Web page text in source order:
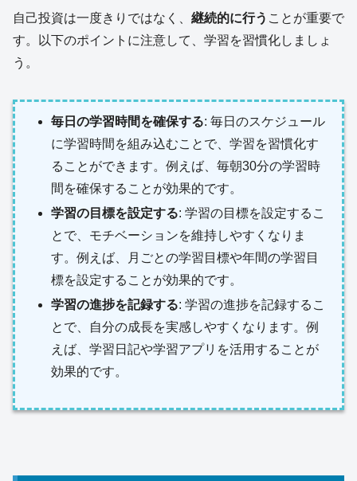
自己投資は一度きりではなく、 継続的に行う ことが重要で
す。以下のポイントに注意して、学習を習慣化しましょ
う。
毎日の学習時間を確保する: 毎日のスケジュール
に学習時間を組み込むことで、学習を習慣化す
ることができます。例えば、毎朝30分の学習時
間を確保することが効果的です。
学習の目標を設定する: 学習の目標を設定するこ
とで、モチベーションを維持しやすくなりま
す。例えば、月ごとの学習目標や年間の学習目
標を設定することが効果的です。
学習の進捗を記録する: 学習の進捗を記録するこ
とで、自分の成長を実感しやすくなります。例
えば、学習日記や学習アプリを活用することが
効果的です。